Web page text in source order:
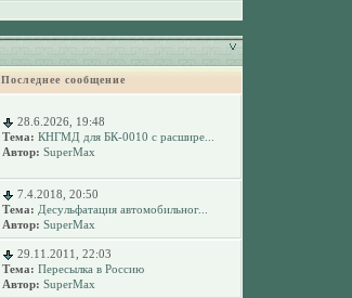
Последнее сообщение
28.6.2026, 19:48
Тема: КНГМД для БК-0010 с расшире...
Автор: SuperMax
7.4.2018, 20:50
Тема: Десульфатация автомобильног...
Автор: SuperMax
29.11.2011, 22:03
Тема: Пересылка в Россию
Автор: SuperMax